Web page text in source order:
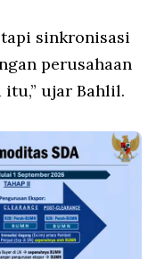
sinkronisasi
perusahaan
ujar Bahlil.